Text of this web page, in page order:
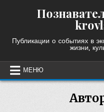
Публикации о событиях в
жизни,
МЕНЮ